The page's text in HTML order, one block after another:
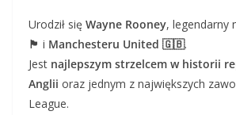
Urodził się Wayne Rooney, legendarny
🏴 i Manchesteru United 🇬🇧.
Jest najlepszym strzelcem w historii
Anglii oraz jednym z największych
League.